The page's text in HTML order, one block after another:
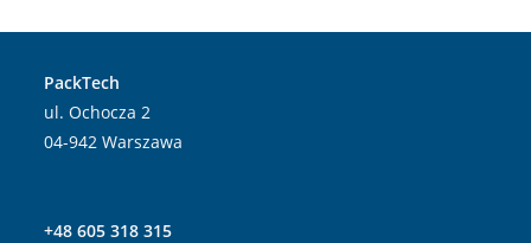
PackTech
​ul. Ochocza 2
04-942 Warszawa
+48 605 318 315